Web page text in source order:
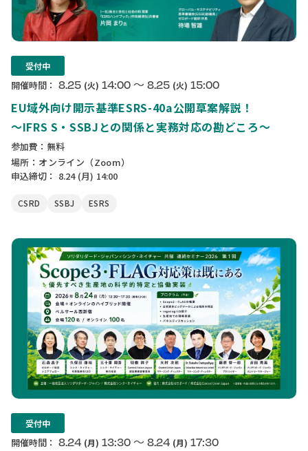
受付中
開催時間： 8.25 (火) 14:00 〜 8.25 (火) 15:00
EU域外向け開示基準ESRS-40a公開草案解説！
〜IFRS S・SSBJとの関係と実務対応の勘どころ〜
参加費：無料
場所：オンライン（Zoom）
申込締切： 8.24 (月) 14:00
CSRD SSBJ ESRS
受付中
開催時間： 8.24 (月) 13:30 〜 8.24 (月) 17:30